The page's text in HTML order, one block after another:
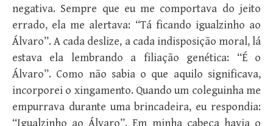
negativa. Sempre que eu me comportava do jeito
errado, ela me alertava: “Tá ficando igualzinho ao
Álvaro”. A cada deslize, a cada indisposição moral, lá
estava ela lembrando a filiação genética: “É o
Álvaro”. Como não sabia o que aquilo significava,
incorporei o xingamento. Quando um coleguinha me
empurrava durante uma brincadeira, eu respondia: